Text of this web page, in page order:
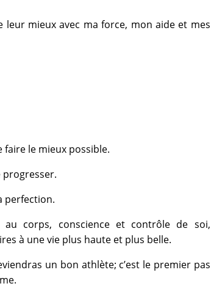
mieux avec ma force, mon aide et mes
faire le mieux possible.
progresser.
perfection.
au corps, conscience et contrôle de soi,
à une vie plus haute et plus belle.
un bon athlète; c’est le premier pas